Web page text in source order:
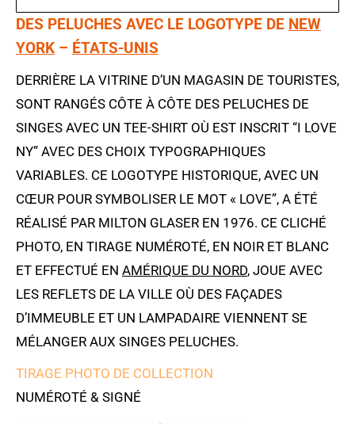
DES PELUCHES AVEC LE LOGOTYPE DE NEW
YORK – ÉTATS-UNIS
DERRIÈRE LA VITRINE D’UN MAGASIN DE TOURISTES,
SONT RANGÉS CÔTE À CÔTE DES PELUCHES DE
SINGES AVEC UN TEE-SHIRT OÙ EST INSCRIT “I LOVE
NY” AVEC DES CHOIX TYPOGRAPHIQUES
VARIABLES. CE LOGOTYPE HISTORIQUE, AVEC UN
CŒUR POUR SYMBOLISER LE MOT « LOVE”, A ÉTÉ
RÉALISÉ PAR MILTON GLASER EN 1976. CE CLICHÉ
PHOTO, EN TIRAGE NUMÉROTÉ, EN NOIR ET BLANC
ET EFFECTUÉ EN AMÉRIQUE DU NORD, JOUE AVEC
LES REFLETS DE LA VILLE OÙ DES FAÇADES
D’IMMEUBLE ET UN LAMPADAIRE VIENNENT SE
MÉLANGER AUX SINGES PELUCHES.
TIRAGE PHOTO DE COLLECTION
NUMÉROTÉ & SIGNÉ